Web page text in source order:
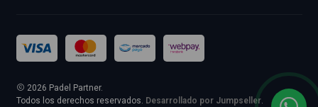
2026 Padel Partner.
Todos los derechos reservados. Desarrollado por Jumpseller.